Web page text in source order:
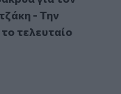
- Την
τελευταίο